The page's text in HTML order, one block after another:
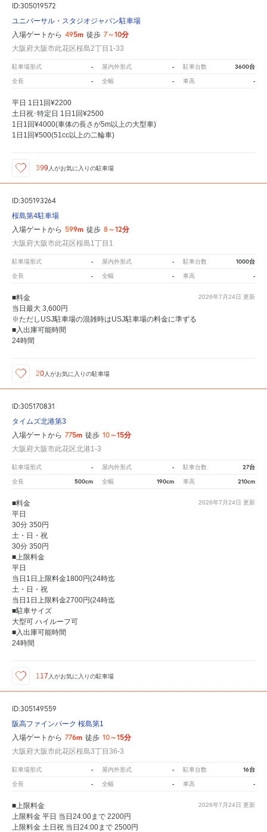
ID:305019572
ユニバーサル・スタジオジャパン駐車場
入場ゲートから 495m 徒歩 7～10分
大阪府大阪市此花区桜島2丁目1-33
駐車場形式 - 屋内外形式 - 駐車台数 3600台
全長 - 全幅 - 車高 -
平日 1日1回¥2200
土日祝･特定日 1日1回¥2500
1日1回¥4000(車体の長さが5m以上の大型車)
1日1回¥500(51cc以上の二輪車)
399 人がお気に入りの駐車場
ID:305193264
桜島第4駐車場
入場ゲートから 599m 徒歩 8～12分
大阪府大阪市此花区桜島1丁目1
駐車場形式 - 屋内外形式 - 駐車台数 1000台
全長 - 全幅 - 車高 -
2026年7月24日 更新
■料金
当日最大 3,600円
※ただしUSJ駐車場の混雑時はUSJ駐車場の料金に準ずる
■入出庫可能時間
24時間
20 人がお気に入りの駐車場
ID:305170831
タイムズ北港第3
入場ゲートから 775m 徒歩 10～15分
大阪府大阪市此花区北港1-3
駐車場形式 - 屋内外形式 - 駐車台数 27台
全長 500cm 全幅 190cm 車高 210cm
2026年7月24日 更新
■料金
平日
30分 350円
土・日・祝
30分 350円
■上限料金
平日
当日1日上限料金1800円(24時迄
土・日・祝
当日1日上限料金2700円(24時迄
■駐車サイズ
大型可 ハイルーフ可
■入出庫可能時間
24時間
117 人がお気に入りの駐車場
ID:305149559
阪高ファインパーク 桜島第1
入場ゲートから 776m 徒歩 10～15分
大阪府大阪市此花区桜島3丁目36-3
駐車場形式 - 屋内外形式 - 駐車台数 16台
全長 - 全幅 - 車高 -
2026年7月24日 更新
■上限料金
上限料金 平日 当日24:00まで 2200円
上限料金 土日祝 当日24:00まで 2500円